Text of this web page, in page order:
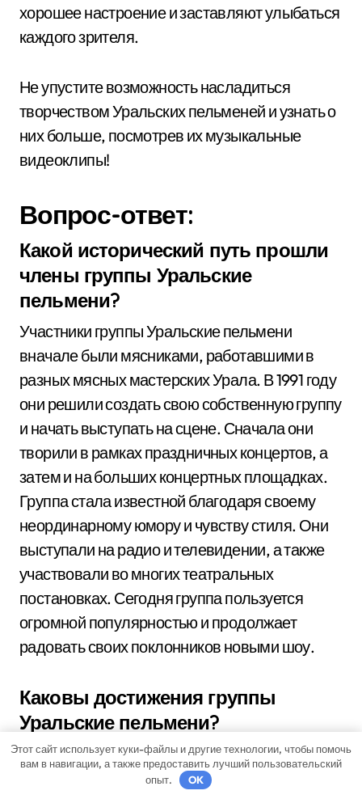
хорошее настроение и заставляют улыбаться
каждого зрителя.
Не упустите возможность насладиться
творчеством Уральских пельменей и узнать о
них больше, посмотрев их музыкальные
видеоклипы!
Вопрос-ответ:
Какой исторический путь прошли
члены группы Уральские
пельмени?
Участники группы Уральские пельмени
вначале были мясниками, работавшими в
разных мясных мастерских Урала. В 1991 году
они решили создать свою собственную группу
и начать выступать на сцене. Сначала они
творили в рамках праздничных концертов, а
затем и на больших концертных площадках.
Группа стала известной благодаря своему
неординарному юмору и чувству стиля. Они
выступали на радио и телевидении, а также
участвовали во многих театральных
постановках. Сегодня группа пользуется
огромной популярностью и продолжает
радовать своих поклонников новыми шоу.
Каковы достижения группы
Уральские пельмени?
Уральские пельмени имеют множество
достижений. Они неоднократно становились
Этот сайт использует куки-файлы и другие технологии, чтобы помочь
вам в навигации, а также предоставить лучший пользовательский
опыт.
OK